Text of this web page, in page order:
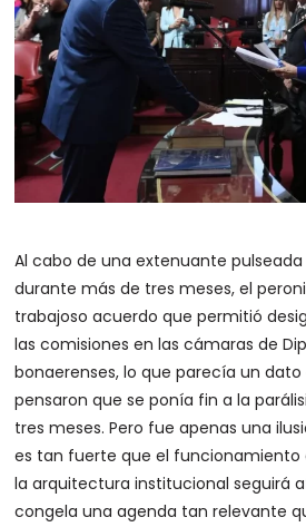
Al cabo de una extenuante
durante más de tres meses, el
trabajoso acuerdo que permitió
las comisiones en las cámaras de
bonaerenses, lo que parecía un
pensaron que se ponía fin a la
tres meses. Pero fue apenas una
es tan fuerte que el funcionamiento
la arquitectura institucional seguirá
congela una agenda tan relevante